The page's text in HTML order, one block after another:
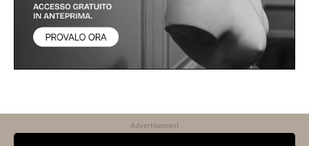
Advertisement